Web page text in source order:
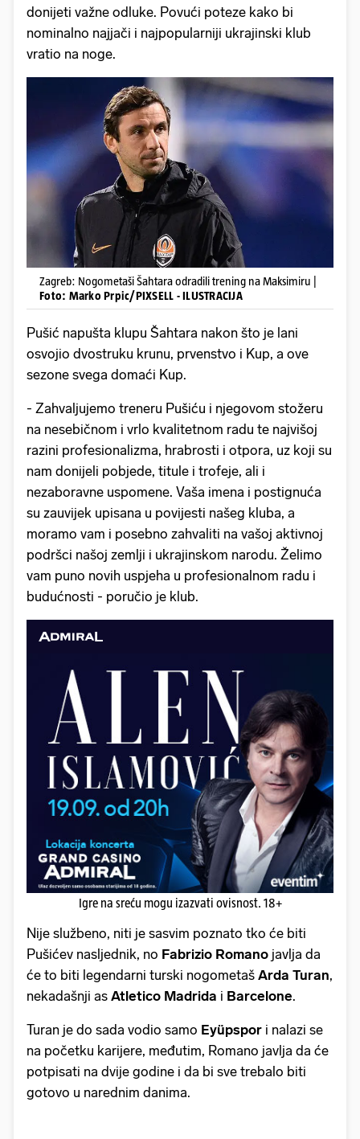
donijeti važne odluke. Povući poteze kako bi
nominalno najjači i najpopularniji ukrajinski klub
vratio na noge.
Zagreb: Nogometaši Šahtara odradili trening na Maksimiru |
Foto: Marko Prpic/PIXSELL - ILUSTRACIJA
Pušić napušta klupu Šahtara nakon što je lani
osvojio dvostruku krunu, prvenstvo i Kup, a ove
sezone svega domaći Kup.
- Zahvaljujemo treneru Pušiću i njegovom stožeru
na nesebičnom i vrlo kvalitetnom radu te najvišoj
razini profesionalizma, hrabrosti i otpora, uz koji su
nam donijeli pobjede, titule i trofeje, ali i
nezaboravne uspomene. Vaša imena i postignuća
su zauvijek upisana u povijesti našeg kluba, a
moramo vam i posebno zahvaliti na vašoj aktivnoj
podršci našoj zemlji i ukrajinskom narodu. Želimo
vam puno novih uspjeha u profesionalnom radu i
budućnosti - poručio je klub.
Igre na sreću mogu izazvati ovisnost. 18+
Nije službeno, niti je sasvim poznato tko će biti
Pušićev nasljednik, no Fabrizio Romano javlja da
će to biti legendarni turski nogometaš Arda Turan,
nekadašnji as Atletico Madrida i Barcelone.
Turan je do sada vodio samo Eyüpspor i nalazi se
na početku karijere, međutim, Romano javlja da će
potpisati na dvije godine i da bi sve trebalo biti
gotovo u narednim danima.